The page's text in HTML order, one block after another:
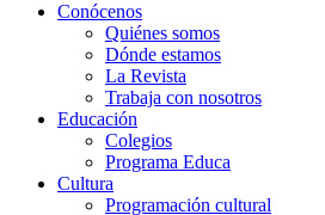
Conócenos
Quiénes somos
Dónde estamos
La Revista
Trabaja con nosotros
Educación
Colegios
Programa Educa
Cultura
Programación cultural